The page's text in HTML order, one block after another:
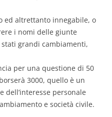
ed altrettanto innegabile, o
i nomi delle giunte
grandi cambiamenti,
per una questione di 50
3000, quello è un
dell’interesse personale
e società civile.